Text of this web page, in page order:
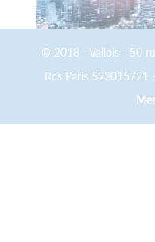
© 2018 - Vallois - 50
Rcs Paris